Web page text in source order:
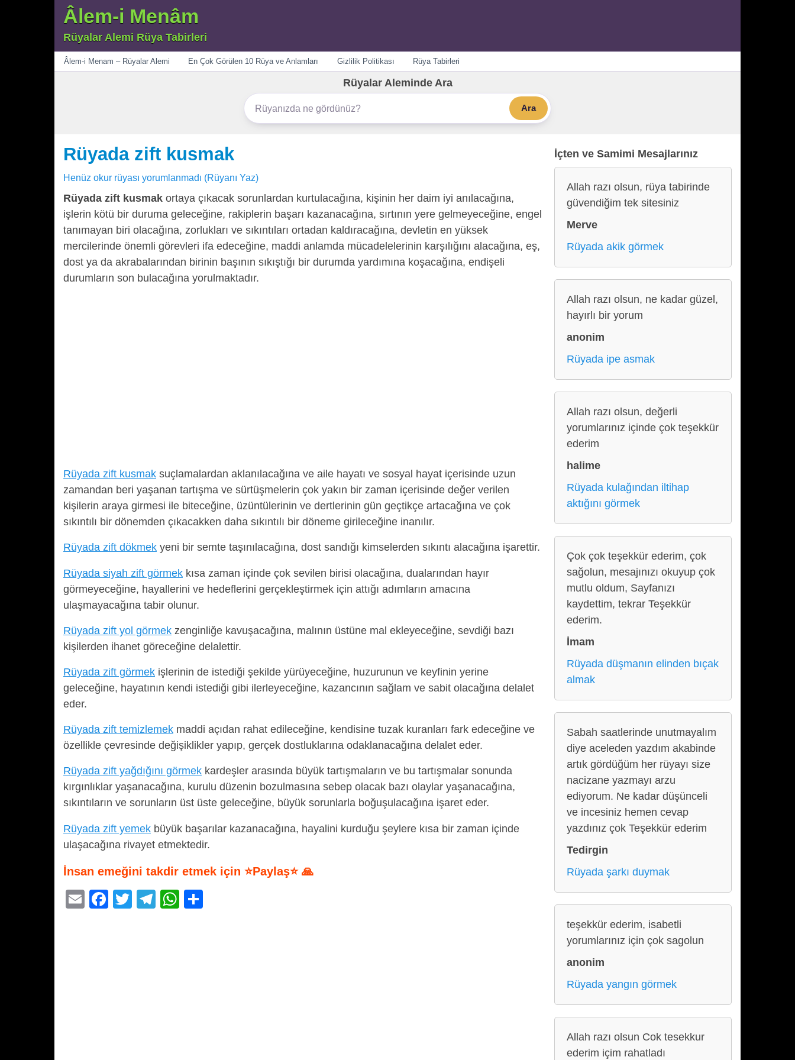
Âlem-i Menâm
Rüyalar Alemi Rüya Tabirleri
Menü
Âlem-i Menam – Rüyalar Alemi En Çok Görülen 10 Rüya ve Anlamları Gizlilik Politikası Rüya Tabirleri
Rüyalar Aleminde Ara
Ara
Rüyada zift kusmak
Henüz okur rüyası yorumlanmadı (Rüyanı Yaz)
Rüyada zift kusmak ortaya çıkacak sorunlardan kurtulacağına, kişinin her daim iyi anılacağına,
işlerin kötü bir duruma geleceğine, rakiplerin başarı kazanacağına, sırtının yere gelmeyeceğine, engel
tanımayan biri olacağına, zorlukları ve sıkıntıları ortadan kaldıracağına, devletin en yüksek
mercilerinde önemli görevleri ifa edeceğine, maddi anlamda mücadelelerinin karşılığını alacağına, eş,
dost ya da akrabalarından birinin başının sıkıştığı bir durumda yardımına koşacağına, endişeli
durumların son bulacağına yorulmaktadır.
Rüyada zift kusmak suçlamalardan aklanılacağına ve aile hayatı ve sosyal hayat içerisinde uzun
zamandan beri yaşanan tartışma ve sürtüşmelerin çok yakın bir zaman içerisinde değer verilen
kişilerin araya girmesi ile biteceğine, üzüntülerinin ve dertlerinin gün geçtikçe artacağına ve çok
sıkıntılı bir dönemden çıkacakken daha sıkıntılı bir döneme girileceğine inanılır.
Rüyada zift dökmek yeni bir semte taşınılacağına, dost sandığı kimselerden sıkıntı alacağına işarettir.
Rüyada siyah zift görmek kısa zaman içinde çok sevilen birisi olacağına, dualarından hayır
görmeyeceğine, hayallerini ve hedeflerini gerçekleştirmek için attığı adımların amacına
ulaşmayacağına tabir olunur.
Rüyada zift yol görmek zenginliğe kavuşacağına, malının üstüne mal ekleyeceğine, sevdiği bazı
kişilerden ihanet göreceğine delalettir.
Rüyada zift görmek işlerinin de istediği şekilde yürüyeceğine, huzurunun ve keyfinin yerine
geleceğine, hayatının kendi istediği gibi ilerleyeceğine, kazancının sağlam ve sabit olacağına delalet
eder.
Rüyada zift temizlemek maddi açıdan rahat edileceğine, kendisine tuzak kuranları fark edeceğine ve
özellikle çevresinde değişiklikler yapıp, gerçek dostluklarına odaklanacağına delalet eder.
Rüyada zift yağdığını görmek kardeşler arasında büyük tartışmaların ve bu tartışmalar sonunda
kırgınlıklar yaşanacağına, kurulu düzenin bozulmasına sebep olacak bazı olaylar yaşanacağına,
sıkıntıların ve sorunların üst üste geleceğine, büyük sorunlarla boğuşulacağına işaret eder.
Rüyada zift yemek büyük başarılar kazanacağına, hayalini kurduğu şeylere kısa bir zaman içinde
ulaşacağına rivayet etmektedir.
İnsan emeğini takdir etmek için ⭐Paylaş⭐ 🙏
E
F
T
T
W
İçten ve Samimi Mesajlarınız
Allah razı olsun, rüya tabirinde
güvendiğim tek sitesiniz
Merve
Rüyada akik görmek
Allah razı olsun, ne kadar güzel,
hayırlı bir yorum
anonim
Rüyada ipe asmak
Allah razı olsun, değerli
yorumlarınız içinde çok teşekkür
ederim
halime
Rüyada kulağından iltihap
aktığını görmek
Çok çok teşekkür ederim, çok
sağolun, mesajınızı okuyup çok
mutlu oldum, Sayfanızı
kaydettim, tekrar Teşekkür
ederim.
İmam
Rüyada düşmanın elinden bıçak
almak
Sabah saatlerinde unutmayalım
diye aceleden yazdım akabinde
artık gördüğüm her rüyayı size
nacizane yazmayı arzu
ediyorum. Ne kadar düşünceli
ve incesiniz hemen cevap
yazdınız çok Teşekkür ederim
Tedirgin
Rüyada şarkı duymak
teşekkür ederim, isabetli
yorumlarınız için çok sagolun
anonim
Rüyada yangın görmek
Allah razı olsun Cok tesekkur
ederim içim rahatladı